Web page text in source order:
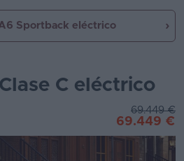
Sportback eléctrico
C eléctrico
69.449 €
69.449 €